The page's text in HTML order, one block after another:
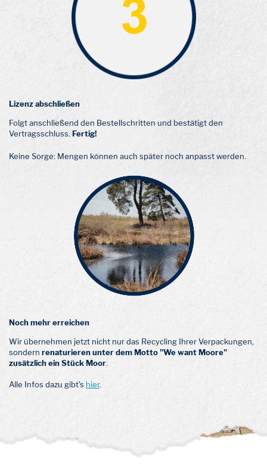
Lizenz abschließen
Folgt anschließend den Bestellschritten und bestätigt den
Vertragsschluss. Fertig!
Keine Sorge: Mengen können auch später noch anpasst werden.
Noch mehr erreichen
Wir übernehmen jetzt nicht nur das Recycling Ihrer Verpackungen,
sondern renaturieren unter dem Motto "We want Moore"
zusätzlich ein Stück Moor.
Alle Infos dazu gibt's hier.